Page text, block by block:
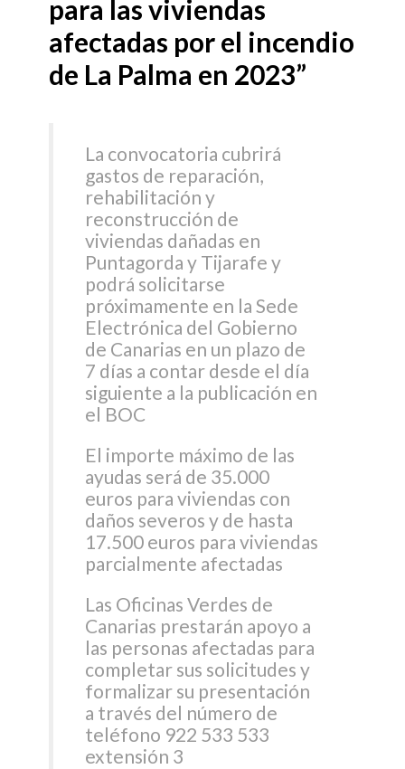
para las viviendas
afectadas por el incendio
de La Palma en 2023”
La convocatoria cubrirá
gastos de reparación,
rehabilitación y
reconstrucción de
viviendas dañadas en
Puntagorda y Tijarafe y
podrá solicitarse
próximamente en la Sede
Electrónica del Gobierno
de Canarias en un plazo de
7 días a contar desde el día
siguiente a la publicación en
el BOC
El importe máximo de las
ayudas será de 35.000
euros para viviendas con
daños severos y de hasta
17.500 euros para viviendas
parcialmente afectadas
Las Oficinas Verdes de
Canarias prestarán apoyo a
las personas afectadas para
completar sus solicitudes y
formalizar su presentación
a través del número de
teléfono 922 533 533
extensión 3